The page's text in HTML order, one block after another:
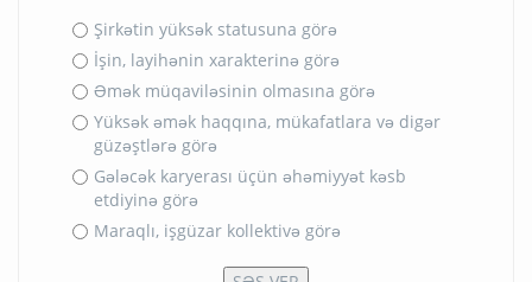
Şirkətin yüksək statusuna görə
İşin, layihənin xarakterinə görə
Əmək müqaviləsinin olmasına görə
Yüksək əmək haqqına, mükafatlara və digər
güzəştlərə görə
Gələcək karyerası üçün əhəmiyyət kəsb
etdiyinə görə
Maraqlı, işgüzar kollektivə görə